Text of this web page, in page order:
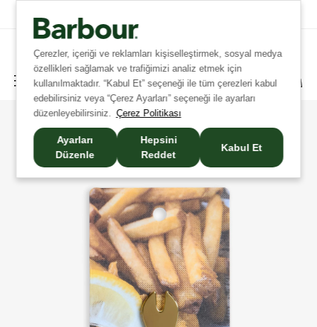
Çerezler, içeriği ve reklamları kişiselleştirmek, sosyal medya
özellikleri sağlamak ve trafiğimizi analiz etmek için
kullanılmaktadır. “Kabul Et” seçeneği ile tüm çerezleri kabul
edebilirsiniz veya “Çerez Ayarları” seçeneği ile ayarları
düzenleyebilirsiniz. Çerez Politikası
Ayarları
Düzenle
Hepsini
Reddet
Kabul Et